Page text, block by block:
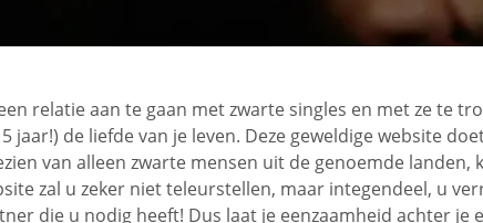
relatie aan te gaan met zwarte singles en met ze te
jaar!) de liefde van je leven. Deze geweldige website
van alleen zwarte mensen uit de genoemde
zal u zeker niet teleurstellen, maar integendeel, u
die u nodig heeft! Dus laat je eenzaamheid achter je